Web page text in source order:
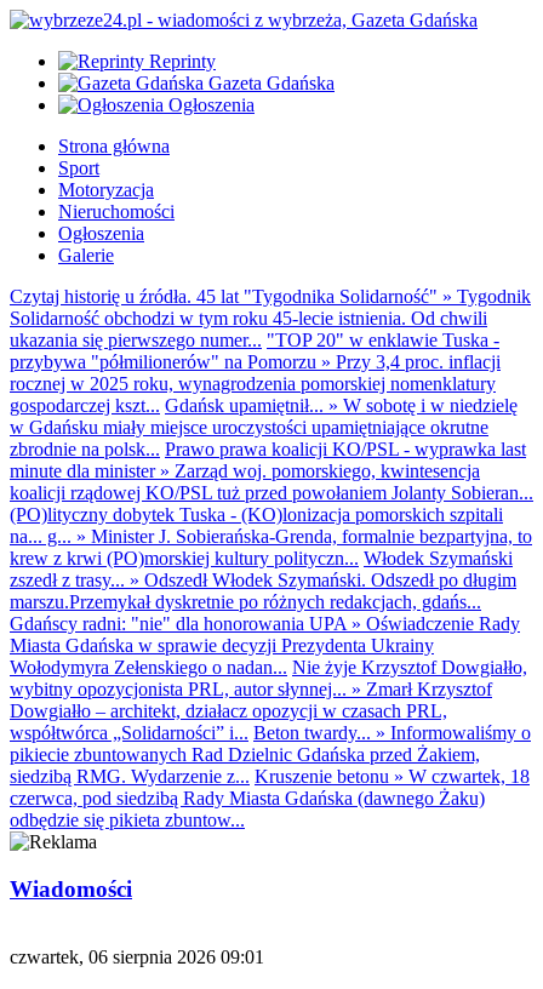
Reprinty
Gazeta Gdańska
Ogłoszenia
Strona główna
Sport
Motoryzacja
Nieruchomości
Ogłoszenia
Galerie
Czytaj historię u źródła. 45 lat "Tygodnika Solidarność" » Tygodnik
Solidarność obchodzi w tym roku 45-lecie istnienia. Od chwili
ukazania się pierwszego numer... "TOP 20" w enklawie Tuska -
przybywa "półmilionerów" na Pomorzu » Przy 3,4 proc. inflacji
rocznej w 2025 roku, wynagrodzenia pomorskiej nomenklatury
gospodarczej kszt... Gdańsk upamiętnił... » W sobotę i w niedzielę
w Gdańsku miały miejsce uroczystości upamiętniające okrutne
zbrodnie na polsk... Prawo prawa koalicji KO/PSL - wyprawka last
minute dla minister» Zarząd woj. pomorskiego, kwintesencja
koalicji rządowej KO/PSL tuż przed powołaniem Jolanty Sobieran...
(PO)lityczny dobytek Tuska - (KO)lonizacja pomorskich szpitali
na... g... » Minister J. Sobierańska-Grenda, formalnie bezpartyjna, to
krew z krwi (PO)morskiej kultury polityczn... Włodek Szymański
zszedł z trasy... » Odszedł Włodek Szymański. Odszedł po długim
marszu.Przemykał dyskretnie po różnych redakcjach, gdańs...
Gdańscy radni: "nie" dla honorowania UPA » Oświadczenie Rady
Miasta Gdańska w sprawie decyzji Prezydenta Ukrainy
Wołodymyra Zełenskiego o nadan... Nie żyje Krzysztof Dowgiałło,
wybitny opozycjonista PRL, autor słynnej... » Zmarł Krzysztof
Dowgiałło – architekt, działacz opozycji w czasach PRL,
współtwórca „Solidarności” i... Beton twardy... » Informowaliśmy o
pikiecie zbuntowanych Rad Dzielnic Gdańska przed Żakiem,
siedzibą RMG. Wydarzenie z... Kruszenie betonu » W czwartek, 18
czerwca, pod siedzibą Rady Miasta Gdańska (dawnego Żaku)
odbędzie się pikieta zbuntow...
Wiadomości
czwartek, 06 sierpnia 2026 09:01